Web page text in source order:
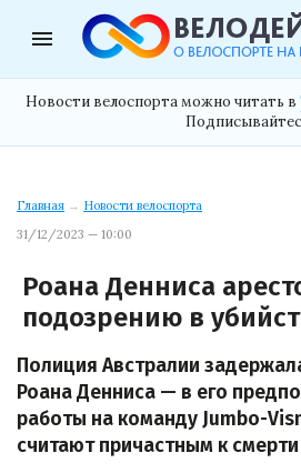
menu
Новости велоспорта можно читать в
Главная → Новости велоспорта
31/12/2023 — 10:00
Роана Денниса
подозрению в
Полиция Австралии
Роана Денниса — в его
работы на команду Jumbo-
считают причастным к